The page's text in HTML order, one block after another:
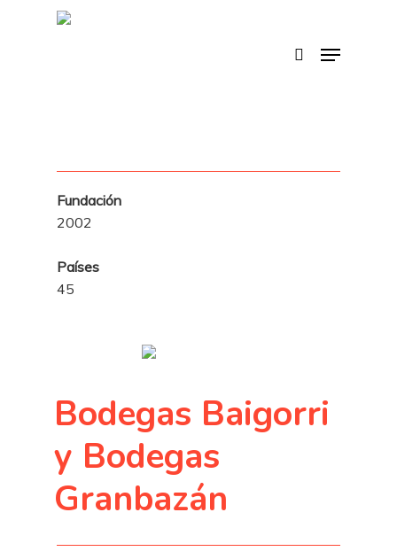
Menu
Fundación
2002
Países
45
Bodegas Baigorri
y Bodegas
Granbazán